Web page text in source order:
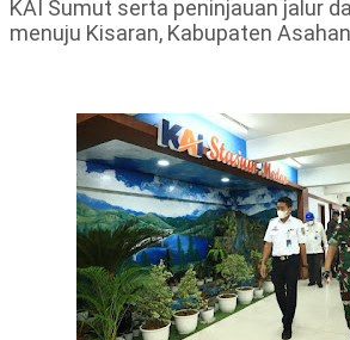
KAI Sumut serta peninjauan jalur
menuju Kisaran, Kabupaten